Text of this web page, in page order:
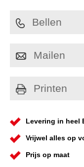
Bellen
Mailen
Printen
Levering in heel
Vrijwel alles op
Prijs op maat